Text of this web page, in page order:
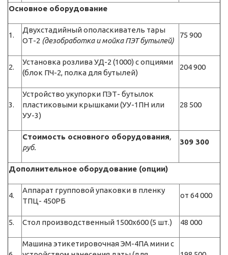
Основное оборудование
1.
Двухстадийный ополаскиватель тары
ОТ-2 (дезобработка и мойка ПЭТ бутылей)
75 900
2.
Установка розлива УД-2 (1000) с опциями
(блок ПЧ-2, полка для бутылей)
204 900
3.
Устройство укупорки ПЭТ- бутылок
пластиковыми крышками (УУ-1ПН или
УУ-3)
28 500
Стоимость основного оборудования,
руб.
309 300
Дополнительное оборудование (опции)
4.
Аппарат групповой упаковки в пленку
ТПЦ- 450РБ
от 64 000
5. Стол производственный 1500х600 (5 шт.) 48 000
Машина этикетировочная ЭМ-4ПА мини с